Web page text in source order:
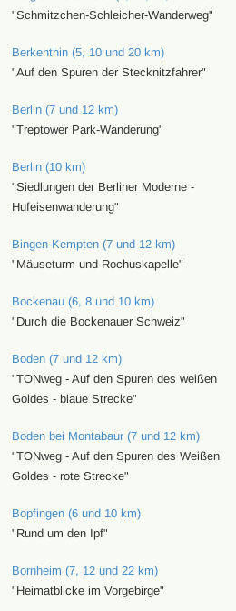
"Schmitzchen-Schleicher-Wanderweg"
Berkenthin (5, 10 und 20 km)
"Auf den Spuren der Stecknitzfahrer"
Berlin (7 und 12 km)
"Treptower Park-Wanderung"
Berlin (10 km)
"Siedlungen der Berliner Moderne -
Hufeisenwanderung"
Bingen-Kempten (7 und 12 km)
"Mäuseturm und Rochuskapelle"
Bockenau (6, 8 und 10 km)
"Durch die Bockenauer Schweiz"
Boden (7 und 12 km)
"TONweg - Auf den Spuren des weißen
Goldes - blaue Strecke"
Boden bei Montabaur (7 und 12 km)
"TONweg - Auf den Spuren des Weißen
Goldes - rote Strecke"
Bopfingen (6 und 10 km)
"Rund um den Ipf"
Bornheim (7, 12 und 22 km)
"Heimatblicke im Vorgebirge"